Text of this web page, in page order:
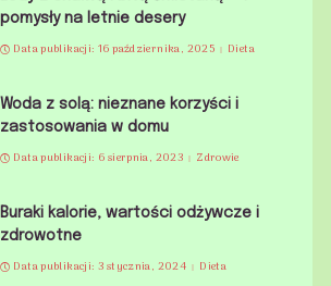
pomysły na letnie desery
Data publikacji: 16 października, 2025 Dieta
Woda z solą: nieznane korzyści i
zastosowania w domu
Data publikacji: 6 sierpnia, 2023 Zdrowie
Buraki kalorie, wartości odżywcze i
zdrowotne
Data publikacji: 3 stycznia, 2024 Dieta